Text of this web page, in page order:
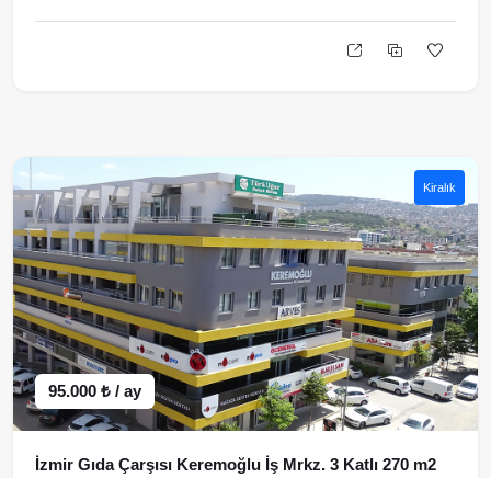
Kiralık
95.000 ₺ / ay
İzmir Gıda Çarşısı Keremoğlu İş Mrkz. 3 Katlı 270 m2